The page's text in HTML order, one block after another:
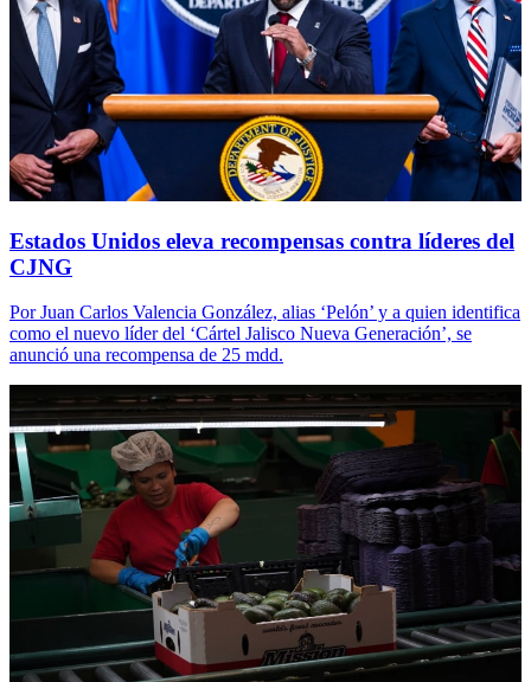
Estados Unidos eleva recompensas contra líderes del
CJNG
Por Juan Carlos Valencia González, alias ‘Pelón’ y a quien identifica
como el nuevo líder del ‘Cártel Jalisco Nueva Generación’, se
anunció una recompensa de 25 mdd.